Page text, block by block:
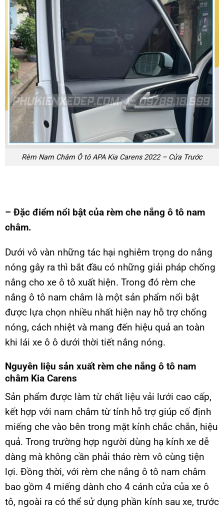
Rèm Nam Châm Ô tô APA Kia Carens 2022 – Cửa Trước
– Đặc điểm nổi bật của rèm che nắng ô tô nam
châm.
Dưới vô vàn những tác hại nghiêm trọng do nắng
nóng gây ra thì bắt đầu có những giải pháp chống
nắng cho xe ô tô xuất hiện. Trong đó rèm che
nắng ô tô nam châm là một sản phẩm nổi bật
được lựa chọn nhiều nhất hiện nay hỗ trợ chống
nóng, cách nhiệt và mang đến hiệu quả an toàn
khi lái xe ô ô dưới thời tiết nắng nóng.
Nguyên liệu sản xuất rèm che nắng ô tô nam
châm Kia Carens
Sản phẩm được làm từ chất liệu vải lưới cao cấp,
kết hợp với nam châm từ tính hỗ trợ giúp cố định
miếng che vào bên trong mặt kính chắc chắn, hiệu
quả. Trong trường hợp người dùng hạ kính xe dễ
dàng mà không cần phải tháo rèm vô cùng tiện
lợi. Đồng thời, với rèm che nắng ô tô nam châm
bao gồm 4 miếng dành cho 4 cánh cửa của xe ô
tô, ngoài ra có thể sử dụng phần kính sau xe, trước